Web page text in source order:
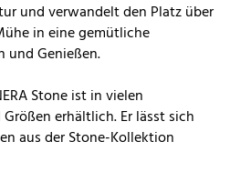
und verwandelt den Platz über
in eine gemütliche
und Genießen.
Stone ist in vielen
erhältlich. Er lässt sich
aus der Stone-Kollektion